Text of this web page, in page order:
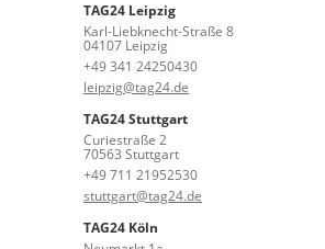
TAG24 Leipzig
Karl-Liebknecht-Straße 8
04107 Leipzig
+49 341 24250430
leipzig@tag24.de
TAG24 Stuttgart
Curiestraße 2
70563 Stuttgart
+49 711 21952530
stuttgart@tag24.de
TAG24 Köln